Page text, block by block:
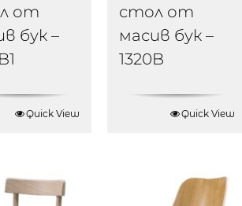
от
бук –
Quick View
стол от
масив бук –
1320B
Quick View